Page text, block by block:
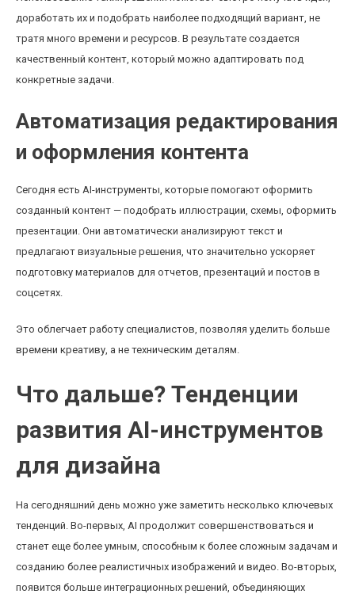
доработать их и подобрать наиболее подходящий вариант, не
тратя много времени и ресурсов. В результате создается
качественный контент, который можно адаптировать под
конкретные задачи.
Автоматизация редактирования
и оформления контента
Сегодня есть AI-инструменты, которые помогают оформить
созданный контент — подобрать иллюстрации, схемы, оформить
презентации. Они автоматически анализируют текст и
предлагают визуальные решения, что значительно ускоряет
подготовку материалов для отчетов, презентаций и постов в
соцсетях.
Это облегчает работу специалистов, позволяя уделить больше
времени креативу, а не техническим деталям.
Что дальше? Тенденции
развития AI-инструментов
для дизайна
На сегодняшний день можно уже заметить несколько ключевых
тенденций. Во-первых, AI продолжит совершенствоваться и
станет еще более умным, способным к более сложным задачам и
созданию более реалистичных изображений и видео. Во-вторых,
появится больше интеграционных решений, объединяющих